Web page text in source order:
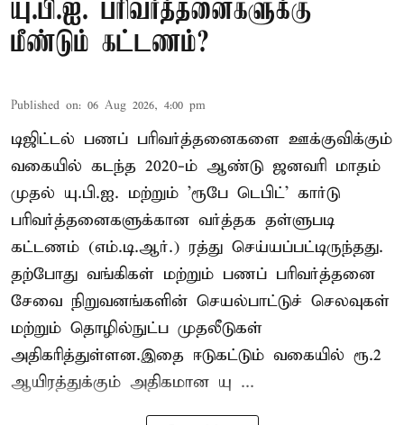
யு.பி.ஐ. பரிவர்த்தனைகளுக்கு
மீண்டும் கட்டணம்?
Published on: 06 Aug 2026, 4:00 pm
டிஜிட்டல் பணப் பரிவர்த்தனைகளை ஊக்குவிக்கும்
வகையில் கடந்த 2020-ம் ஆண்டு ஜனவரி மாதம்
முதல் யு.பி.ஐ. மற்றும் 'ரூபே டெபிட்' கார்டு
பரிவர்த்தனைகளுக்கான வர்த்தக தள்ளுபடி
கட்டணம் (எம்.டி.ஆர்.) ரத்து செய்யப்பட்டிருந்தது.
தற்போது வங்கிகள் மற்றும் பணப் பரிவர்த்தனை
சேவை நிறுவனங்களின் செயல்பாட்டுச் செலவுகள்
மற்றும் தொழில்நுட்ப முதலீடுகள்
அதிகரித்துள்ளன.இதை ஈடுகட்டும் வகையில் ரூ.2
ஆயிரத்துக்கும் அதிகமான யு ...